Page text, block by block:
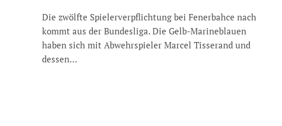
Die zwölfte Spielerverpflichtung bei Fenerbahce nach
kommt aus der Bundesliga. Die Gelb-Marineblauen
haben sich mit Abwehrspieler Marcel Tisserand und
dessen…